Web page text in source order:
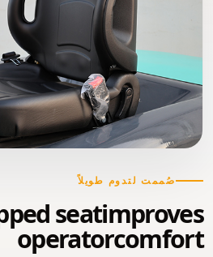
صُممت لتدوم طويلاً
seatimproves
operatorcomfort